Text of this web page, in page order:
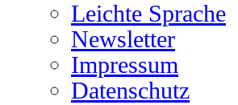
Leichte Sprache
Newsletter
Impressum
Datenschutz